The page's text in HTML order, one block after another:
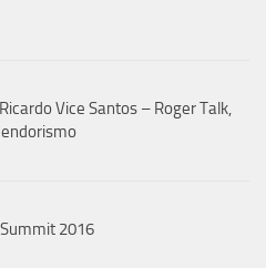
Vice Santos – Roger Talk,
2016